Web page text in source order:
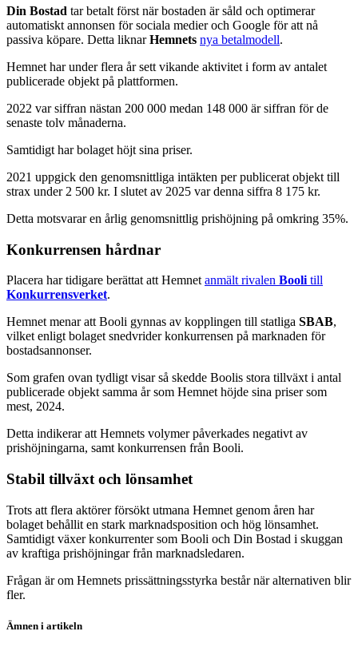
Din Bostad tar betalt först när bostaden är såld och optimerar
automatiskt annonsen för sociala medier och Google för att nå
passiva köpare. Detta liknarHemnets nya betalmodell.
Hemnet har under flera år sett vikande aktivitet i form av antalet
publicerade objekt på plattformen.
2022 var siffran nästan 200 000 medan 148 000 är siffran för de
senaste tolv månaderna.
Samtidigt har bolaget höjt sina priser.
2021 uppgick den genomsnittliga intäkten per publicerat objekt till
strax under 2 500 kr. I slutet av 2025 var denna siffra 8 175 kr.
Detta motsvarar en årlig genomsnittlig prishöjning på omkring 35%.
Konkurrensen hårdnar
Placera har tidigare berättat att Hemnet anmält rivalen Booli till
Konkurrensverket.
Hemnet menar att Booli gynnas av kopplingen till statliga SBAB,
vilket enligt bolaget snedvrider konkurrensen på marknaden för
bostadsannonser.
Som grafen ovan tydligt visar så skedde Boolis stora tillväxt i antal
publicerade objekt samma år som Hemnet höjde sina priser som
mest, 2024.
Detta indikerar att Hemnets volymer påverkades negativt av
prishöjningarna, samt konkurrensen från Booli.
Stabil tillväxt och lönsamhet
Trots att flera aktörer försökt utmana Hemnet genom åren har
bolaget behållit en stark marknadsposition och hög lönsamhet.
Samtidigt växer konkurrenter som Booli och Din Bostad i skuggan
av kraftiga prishöjningar från marknadsledaren.
Frågan är om Hemnets prissättningsstyrka består när alternativen blir
fler.
Ämnen i artikeln